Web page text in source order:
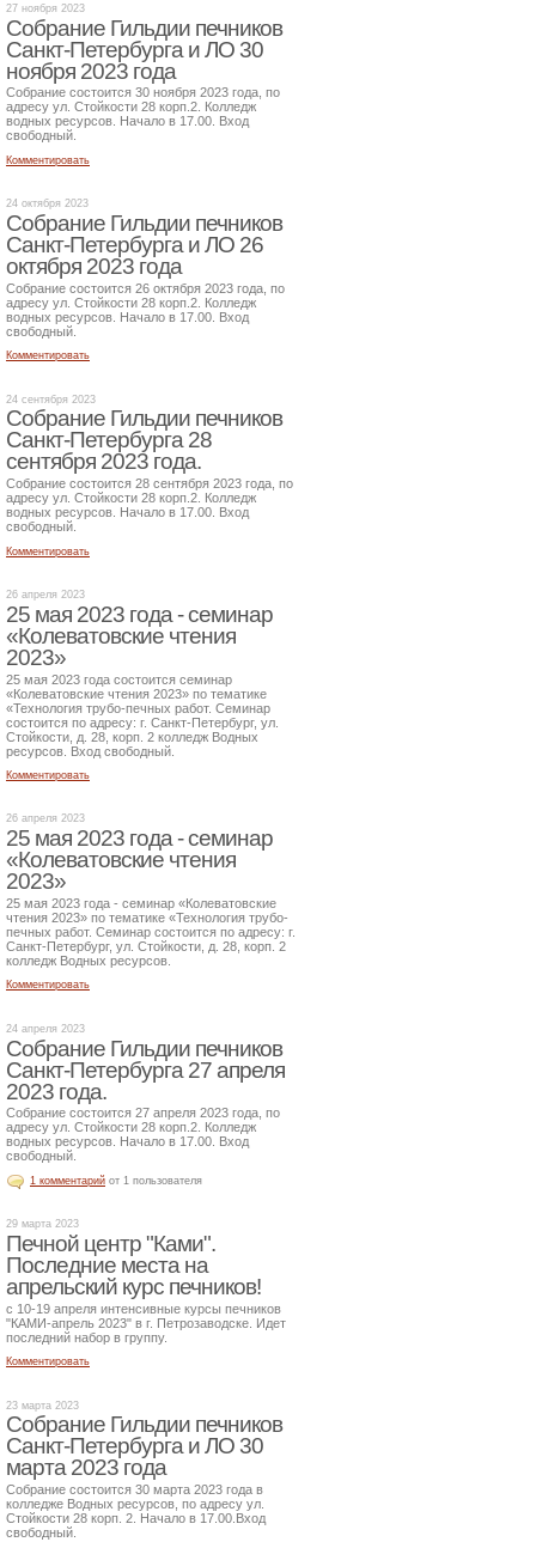
27 ноября 2023
Собрание Гильдии печников
Санкт-Петербурга и ЛО 30
ноября 2023 года
Собрание состоится 30 ноября 2023 года, по
адресу ул. Стойкости 28 корп.2. Колледж
водных ресурсов. Начало в 17.00. Вход
свободный.
Комментировать
24 октября 2023
Собрание Гильдии печников
Санкт-Петербурга и ЛО 26
октября 2023 года
Собрание состоится 26 октября 2023 года, по
адресу ул. Стойкости 28 корп.2. Колледж
водных ресурсов. Начало в 17.00. Вход
свободный.
Комментировать
24 сентября 2023
Собрание Гильдии печников
Санкт-Петербурга 28
сентября 2023 года.
Собрание состоится 28 сентября 2023 года, по
адресу ул. Стойкости 28 корп.2. Колледж
водных ресурсов. Начало в 17.00. Вход
свободный.
Комментировать
26 апреля 2023
25 мая 2023 года - семинар
«Колеватовские чтения
2023»
25 мая 2023 года состоится семинар
«Колеватовские чтения 2023» по тематике
«Технология трубо-печных работ. Семинар
состоится по адресу: г. Санкт-Петербург, ул.
Стойкости, д. 28, корп. 2 колледж Водных
ресурсов. Вход свободный.
Комментировать
26 апреля 2023
25 мая 2023 года - семинар
«Колеватовские чтения
2023»
25 мая 2023 года - семинар «Колеватовские
чтения 2023» по тематике «Технология трубо-
печных работ. Семинар состоится по адресу: г.
Санкт-Петербург, ул. Стойкости, д. 28, корп. 2
колледж Водных ресурсов.
Комментировать
24 апреля 2023
Собрание Гильдии печников
Санкт-Петербурга 27 апреля
2023 года.
Собрание состоится 27 апреля 2023 года, по
адресу ул. Стойкости 28 корп.2. Колледж
водных ресурсов. Начало в 17.00. Вход
свободный.
1 комментарий от 1 пользователя
29 марта 2023
Печной центр "Ками".
Последние места на
апрельский курс печников!
с 10-19 апреля интенсивные курсы печников
"КАМИ-апрель 2023" в г. Петрозаводске. Идет
последний набор в группу.
Комментировать
23 марта 2023
Собрание Гильдии печников
Санкт-Петербурга и ЛО 30
марта 2023 года
Собрание состоится 30 марта 2023 года в
колледже Водных ресурсов, по адресу ул.
Стойкости 28 корп. 2. Начало в 17.00.Вход
свободный.